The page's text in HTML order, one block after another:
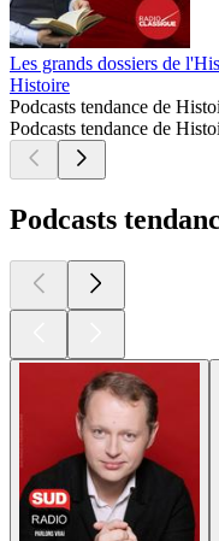
Les grands dossiers de
Histoire
Podcasts tendance de
Podcasts tendance de
Podcasts